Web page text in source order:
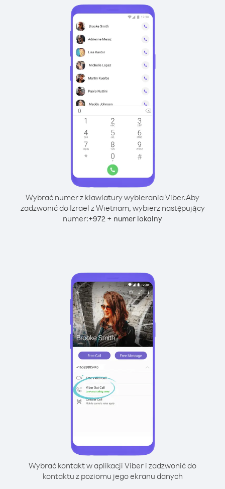
Wybrać numer z klawiatury wybierania Viber.Aby
zadzwonić do Izrael z Wietnam, wybierz następujący
numer:+972 + numer lokalny
Wybrać kontakt w aplikacji Viber i zadzwonić do
kontaktu z poziomu jego ekranu danych